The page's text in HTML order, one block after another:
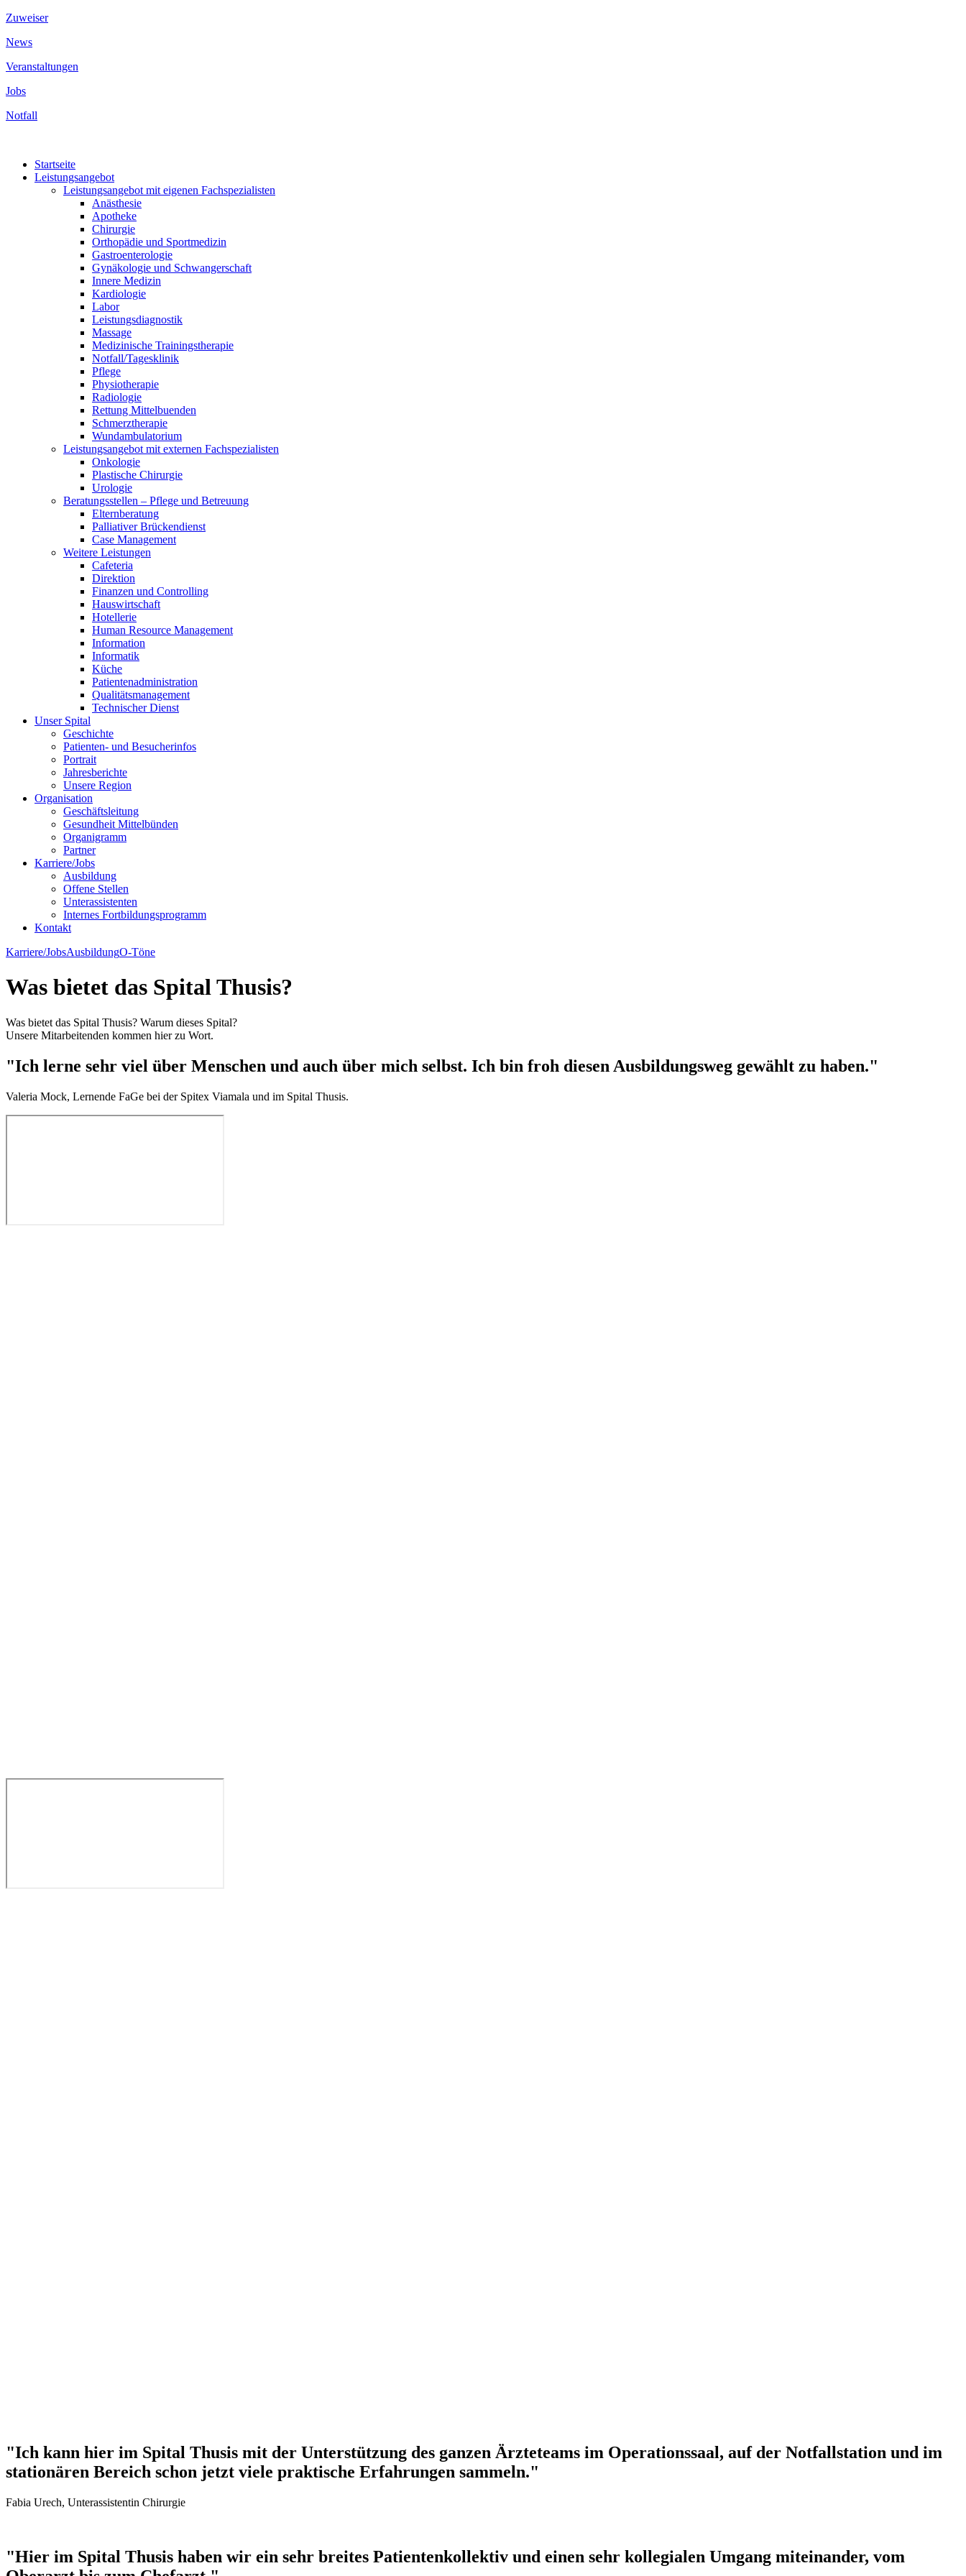
Zuweiser
News
Veranstaltungen
Jobs
Notfall
Startseite
Leistungsangebot
Leistungsangebot mit eigenen Fachspezialisten
Anästhesie
Apotheke
Chirurgie
Orthopädie und Sportmedizin
Gastroenterologie
Gynäkologie und Schwangerschaft
Innere Medizin
Kardiologie
Labor
Leistungsdiagnostik
Massage
Medizinische Trainingstherapie
Notfall/Tagesklinik
Pflege
Physiotherapie
Radiologie
Rettung Mittelbuenden
Schmerztherapie
Wundambulatorium
Leistungsangebot mit externen Fachspezialisten
Onkologie
Plastische Chirurgie
Urologie
Beratungsstellen – Pflege und Betreuung
Elternberatung
Palliativer Brückendienst
Case Management
Weitere Leistungen
Cafeteria
Direktion
Finanzen und Controlling
Hauswirtschaft
Hotellerie
Human Resource Management
Information
Informatik
Küche
Patientenadministration
Qualitätsmanagement
Technischer Dienst
Unser Spital
Geschichte
Patienten- und Besucherinfos
Portrait
Jahresberichte
Unsere Region
Organisation
Geschäftsleitung
Gesundheit Mittelbünden
Organigramm
Partner
Karriere/Jobs
Ausbildung
Offene Stellen
Unterassistenten
Internes Fortbildungsprogramm
Kontakt
Karriere/JobsAusbildungO-Töne
Was bietet das Spital Thusis?
Was bietet das Spital Thusis? Warum dieses Spital?
Unsere Mitarbeitenden kommen hier zu Wort.
"Ich lerne sehr viel über Menschen und auch über mich selbst. Ich bin froh diesen Ausbildungsweg gewählt zu haben."
Valeria Mock, Lernende FaGe bei der Spitex Viamala und im Spital Thusis.
"Ich kann hier im Spital Thusis mit der Unterstützung des ganzen Ärzteteams im Operationssaal, auf der Notfallstation und im
stationären Bereich schon jetzt viele praktische Erfahrungen sammeln."
Fabia Urech, Unterassistentin Chirurgie
"Hier im Spital Thusis haben wir ein sehr breites Patientenkollektiv und einen sehr kollegialen Umgang miteinander, vom